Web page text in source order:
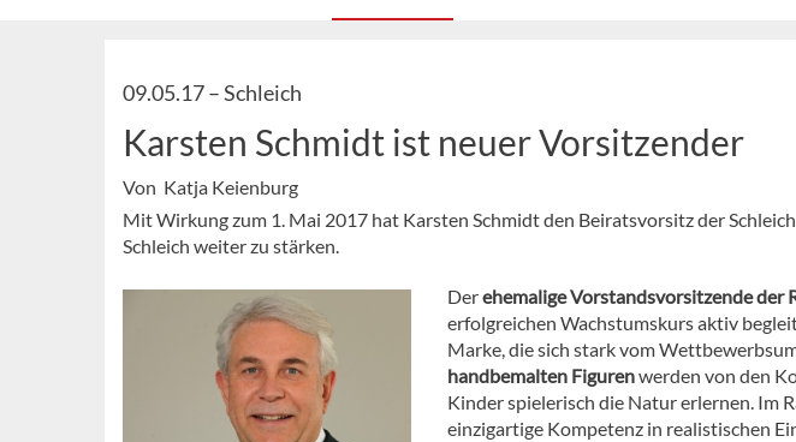
09.05.17 –Schleich
Karsten Schmidt ist neuer Vorsitzender
Von Katja Keienburg
Mit Wirkung zum 1. Mai 2017 hat Karsten Schmidt den Beiratsvorsitz der
Schleich weiter zu stärken.
Derehemalige Vorstandsvorsitzende der
erfolgreichen Wachstumskurs aktiv
Marke, die sich stark vom
handbemalten Figurenwerden von den
Kinder spielerisch die Natur erlernen. Im
einzigartige Kompetenz in realistischen